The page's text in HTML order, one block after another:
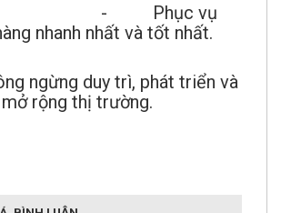
vụ
nhanh nhất và tốt nhất.
duy trì, phát triển và
mở rộng thị trường.